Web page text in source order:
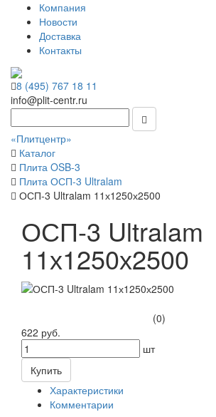
Компания
Новости
Доставка
Контакты
8 (495) 767 18 11
info@plit-centr.ru
«Плитцентр»
Каталог
Плита OSB-3
Плита ОСП-3 Ultralam
ОСП-3 Ultralam 11х1250х2500
ОСП-3 Ultralam
11х1250х2500
(0)
622 руб.
шт
Купить
Характеристики
Комментарии